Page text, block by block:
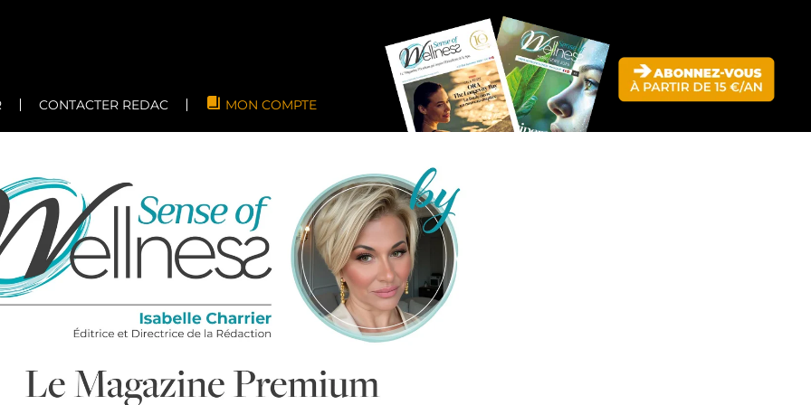
CONTACTER REDAC MON COMPTE